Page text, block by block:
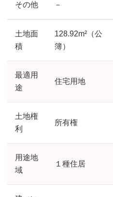
その他 －
土地面
積
128.92m²（公
簿）
最適用
途
住宅用地
土地権
利
所有権
用途地
域
１種住居